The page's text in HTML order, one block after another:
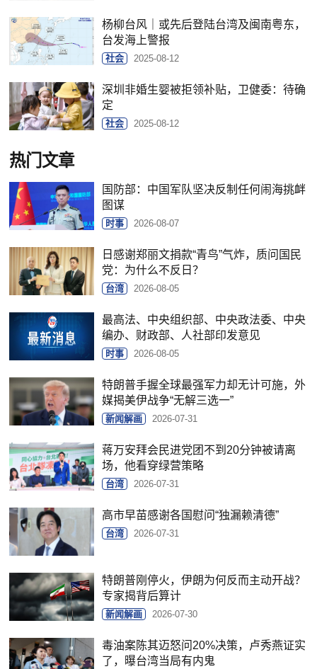
杨柳台风｜或先后登陆台湾及闽南粤东，
台发海上警报
社会 2025-08-12
深圳非婚生婴被拒领补贴，卫健委：待确
定
社会 2025-08-12
热门文章
国防部：中国军队坚决反制任何闹海挑衅
图谋
时事 2026-08-07
日感谢郑丽文捐款“青鸟”气炸，质问国民
党：为什么不反日？
台湾 2026-08-05
最高法、中央组织部、中央政法委、中央
编办、财政部、人社部印发意见
时事 2026-08-05
特朗普手握全球最强军力却无计可施，外
媒揭美伊战争“无解三选一”
新闻解画 2026-07-31
蒋万安拜会民进党团不到20分钟被请离
场，他看穿绿营策略
台湾 2026-07-31
高市早苗感谢各国慰问“独漏赖清德”
台湾 2026-07-31
特朗普刚停火，伊朗为何反而主动开战？
专家揭背后算计
新闻解画 2026-07-30
毒油案陈其迈怒问20%决策，卢秀燕证实
了，曝台湾当局有内鬼